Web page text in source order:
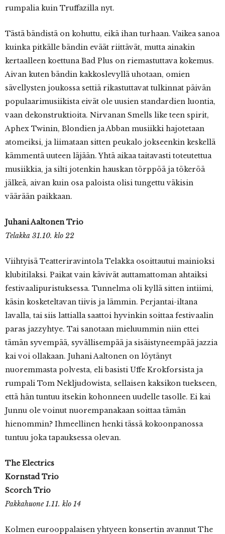
rumpalia kuin Truffazilla nyt.
Tästä bändistä on kohuttu, eikä ihan turhaan. Vaikea sanoa
kuinka pitkälle bändin eväät riittävät, mutta ainakin
kertaalleen koettuna Bad Plus on riemastuttava kokemus.
Aivan kuten bändin kakkoslevyllä uhotaan, omien
sävellysten joukossa settiä rikastuttavat tulkinnat päivän
populaarimusiikista eivät ole uusien standardien luontia,
vaan dekonstruktioita. Nirvanan Smells like teen spirit,
Aphex Twinin, Blondien ja Abban musiikki hajotetaan
atomeiksi, ja liimataan sitten peukalo jokseenkin keskellä
kämmentä uuteen läjään. Yhtä aikaa taitavasti toteutettua
musiikkia, ja silti jotenkin hauskan törppöä ja tökeröä
jälkeä, aivan kuin osa paloista olisi tungettu väkisin
väärään paikkaan.
Juhani Aaltonen Trio
Telakka 31.10. klo 22
Viihtyisä Teatteriravintola Telakka osoittautui mainioksi
klubitilaksi. Paikat vain kävivät auttamattoman ahtaiksi
festivaalipuristuksessa. Tunnelma oli kyllä sitten intiimi,
käsin kosketeltavan tiivis ja lämmin. Perjantai-iltana
lavalla, tai siis lattialla saattoi hyvinkin soittaa festivaalin
paras jazzyhtye. Tai sanotaan mieluummin niin ettei
tämän syvempää, syvällisempää ja sisäistyneempää jazzia
kai voi ollakaan. Juhani Aaltonen on löytänyt
nuoremmasta polvesta, eli basisti Uffe Krokforsista ja
rumpali Tom Nekljudowista, sellaisen kaksikon tuekseen,
että hän tuntuu itsekin kohonneen uudelle tasolle. Ei kai
Junnu ole voinut nuorempanakaan soittaa tämän
hienommin? Ihmeellinen henki tässä kokoonpanossa
tuntuu joka tapauksessa olevan.
The Electrics
Kornstad Trio
Scorch Trio
Pakkahuone 1.11. klo 14
Kolmen eurooppalaisen yhtyeen konsertin avannut The